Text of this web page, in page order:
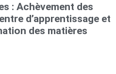
: Achèvement des
d’apprentissage et
des matières